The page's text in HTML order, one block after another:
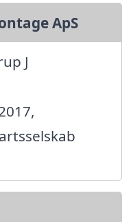
ApS
J